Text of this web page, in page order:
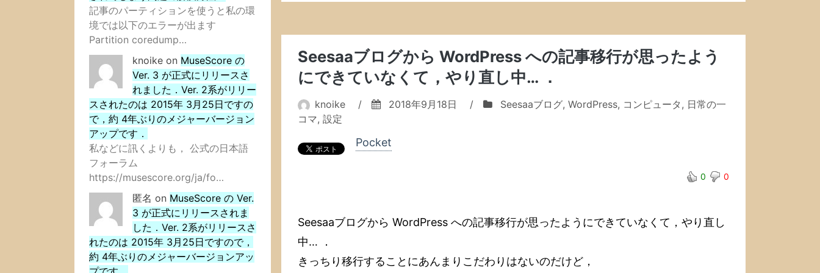
for
facilitating
audio-
visual
Seesaaブログから WordPress への記事移行が思ったよう
にできていなくて，やり直し中… ．
knoike / 2018年9月18日 / Seesaaブログ, WordPress, コンピュータ , 日常の一
コマ, 設定
Pocket
0 0
Seesaaブログから WordPress への記事移行が思ったようにできていなくて，やり直し
中… ．
きっちり移行することにあんまりこだわりはないのだけど，
記事のパーティションを使うと私の環
境では以下のエラーが出ます
Partition coredump…
knoike on MuseScore の
Ver. 3 が正式にリリースさ
れました．Ver. 2系がリリー
スされたのは 2015年 3月25日ですの
で，約 4年ぶりのメジャーバージョン
アップです．
私などに訊くよりも， 公式の日本語
フォーラム
https://musescore.org/ja/fo…
匿名 on MuseScore の Ver.
3 が正式にリリースされま
した．Ver. 2系がリリースさ
れたのは 2015年 3月25日ですので，
約 4年ぶりのメジャーバージョンアッ